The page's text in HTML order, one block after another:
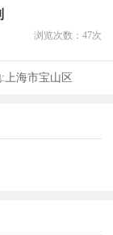
浏览次数： 47次
上海市宝山区